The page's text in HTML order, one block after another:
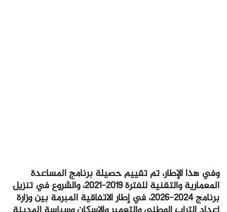
وفي هذا الإطار، تم تقييم حصيلة برنامج المساعدة
المعمارية والتقنية للفترة 2019-2021، والشروع في تنزيل
برنامج 2024-2026، في إطار الاتفاقية المبرمة بين وزارة